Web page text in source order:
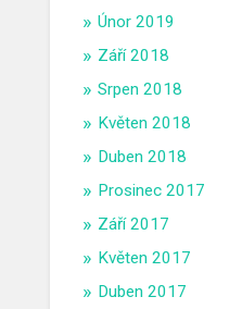
Únor 2019
Září 2018
Srpen 2018
Květen 2018
Duben 2018
Prosinec 2017
Září 2017
Květen 2017
Duben 2017